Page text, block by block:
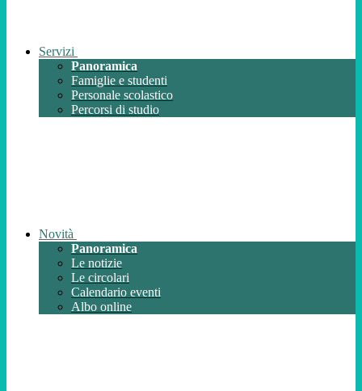
Servizi
Panoramica
Famiglie e studenti
Personale scolastico
Percorsi di studio
Novità
Panoramica
Le notizie
Le circolari
Calendario eventi
Albo online